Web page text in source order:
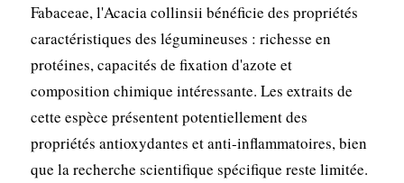
Fabaceae, l'Acacia collinsii bénéficie des propriétés
caractéristiques des légumineuses : richesse en
protéines, capacités de fixation d'azote et
composition chimique intéressante. Les extraits de
cette espèce présentent potentiellement des
propriétés antioxydantes et anti-inflammatoires, bien
que la recherche scientifique spécifique reste limitée.